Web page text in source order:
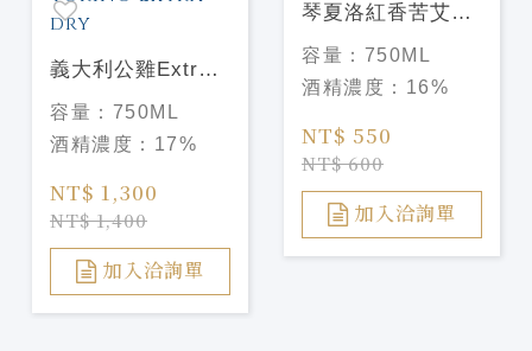
義大利公雞Extra
Dry香艾酒 Cocchi
vermouth di
torino extra dry
容量： 750ML
酒精濃度： 17%
NT$ 1,300
NT$ 1,400
加入洽詢單
琴夏洛紅香苦艾酒
CINZANO
VERMOUTH
ROSSO
容量： 750ML
酒精濃度： 16%
NT$ 550
NT$ 600
加入洽詢單